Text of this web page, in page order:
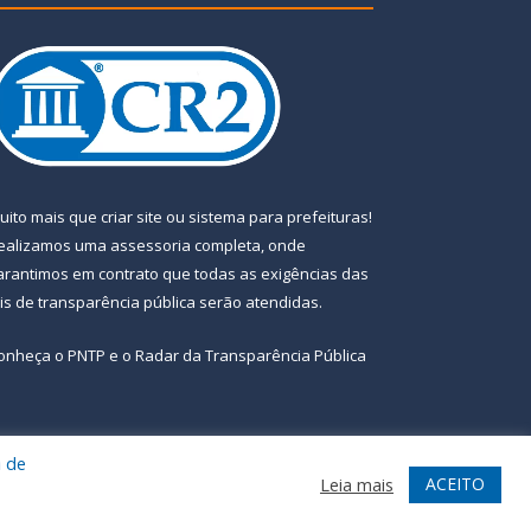
mais que criar site ou sistema para prefeituras!
uma assessoria completa, onde
em contrato que todas as exigências das
de transparência pública serão atendidas.
o PNTP e o Radar da Transparência Pública
Acessar Webmail
de
Leia mais ACEITO